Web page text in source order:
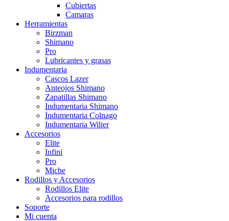
Cubiertas
Camaras
Herramientas
Birzman
Shimano
Pro
Lubricantes y grasas
Indumentaria
Cascos Lazer
Anteojos Shimano
Zapatillas Shimano
Indumentaria Shimano
Indumentaria Colnago
Indumentaria Wilier
Accesorios
Elite
Infini
Pro
Miche
Rodillos y Accesorios
Rodillos Elite
Accesorios para rodillos
Soporte
Mi cuenta